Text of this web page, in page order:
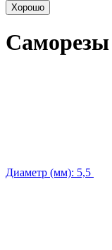
Хорошо
Диаметр (мм): 5,5